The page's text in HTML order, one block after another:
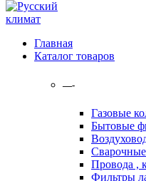
Главная
Каталог товаров
—-
Газовые
Бытовые
Провода ,
Фильтры